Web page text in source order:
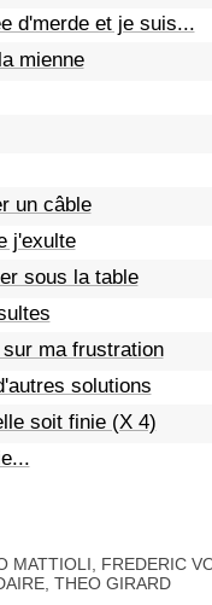
d'merde et je suis...
mienne
un câble
j'exulte
sous la table
ma frustration
solutions
soit finie (X 4)
MATTIOLI, FREDERIC
THEO GIRARD